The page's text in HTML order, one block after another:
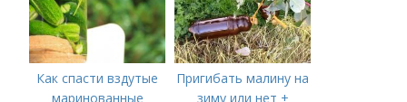
Как спасти вздутые
маринованные
Пригибать малину на
зиму или нет +